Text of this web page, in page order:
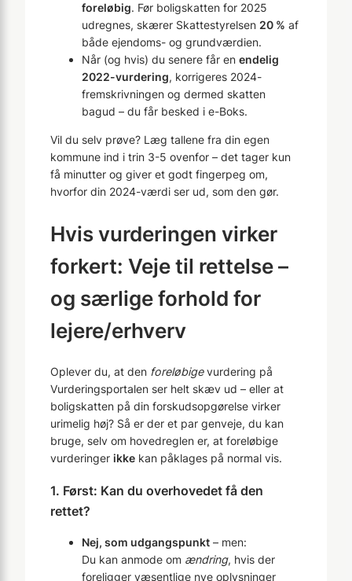
foreløbig. Før boligskatten for 2025
udregnes, skærer Skattestyrelsen 20 % af
både ejendoms- og grundværdien.
Når (og hvis) du senere får en endelig
2022-vurdering, korrigeres 2024-
fremskrivningen og dermed skatten
bagud – du får besked i e-Boks.
Vil du selv prøve? Læg tallene fra din egen
kommune ind i trin 3-5 ovenfor – det tager kun
få minutter og giver et godt fingerpeg om,
hvorfor din 2024-værdi ser ud, som den gør.
Hvis vurderingen virker
forkert: Veje til rettelse –
og særlige forhold for
lejere/erhverv
Oplever du, at den foreløbigevurdering på
Vurderingsportalen ser helt skæv ud – eller at
boligskatten på din forskudsopgørelse virker
urimelig høj? Så er der et par genveje, du kan
bruge, selv om hovedreglen er, at foreløbige
vurderinger ikke kan påklages på normal vis.
1. Først: Kan du overhovedet få den
rettet?
Nej, som udgangspunkt – men:
Du kan anmode om ændring, hvis der
foreligger væsentlige nye oplysninger